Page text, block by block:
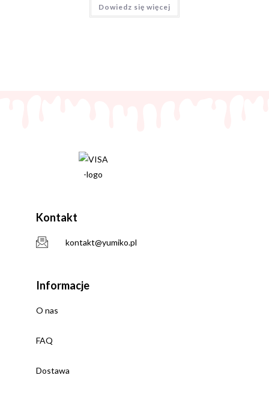
Dowiedz się więcej
Kontakt
kontakt@yumiko.pl
Informacje
O nas
FAQ
Dostawa